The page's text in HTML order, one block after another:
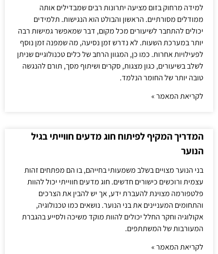
למידה מרחוק בזום מציעה יתרונות רבים שמבדילים אותה
ממודלים מסורתיים. הראשון והבולט הוא הנגישות. תלמידים
יכולים להתחבר לשיעורים מכל מקום, דבר שמאפשר גמישות רבה
יותר במערכת השעות. לא נדרש זמן נסיעה, מה שמפנה זמן נוסף
לפעילויות אחרות. כמו כן, המגוון הרחב של כלים טכנולוגיים שניתן
לשלב בשיעורים, כגון מצגות, סקרים ושיתוף מסך, תורם להנגשה
טובה יותר של החומר הנלמד.
לקריאת המאמר »
המדריך המקיף לפיתוח חוג מדעים חווייתי בגיל
הנוער
בני הנוער מצויים בשלב משמעותי בחייהם, בו הם מפתחים זהות
עצמית ורוכשים כישורים חדשים. חוג מדעים חווייתי יכול להוות
פלטפורמה מצוינת להעברת ידע, אך יש להבין את הצרכים
והתחומים המעניינים את בני הנוער. נושאים כמו טכנולוגיה,
אקולוגיה וחקר החלל יכולים להוות מוקד משיכה ולסייע בהגברת
המעורבות של המשתתפים.
לקריאת המאמר »